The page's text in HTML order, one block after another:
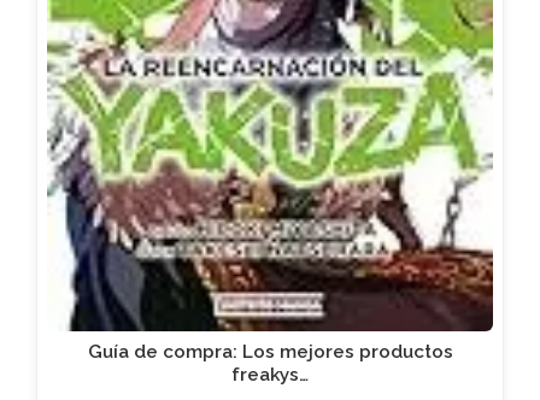
Guía de compra: Los mejores productos
freakys…